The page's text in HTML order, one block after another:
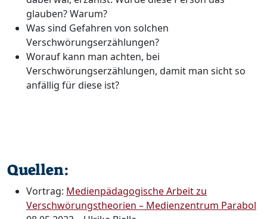
glauben? Warum?
Was sind Gefahren von solchen
Verschwörungserzählungen?
Worauf kann man achten, bei
Verschwörungserzählungen, damit man sicht so
anfällig für diese ist?
Quellen:
Vortrag: Medienpädagogische Arbeit zu
Verschwörungstheorien – Medienzentrum Parabol